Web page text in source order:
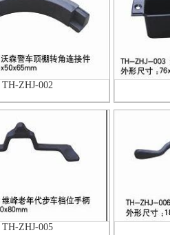
TH-ZHJ-002
TH-ZHJ-005